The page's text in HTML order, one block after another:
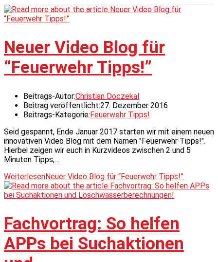
Neuer Video Blog für
“Feuerwehr Tipps!”
Beitrags-Autor:Christian Doczekal
Beitrag veröffentlicht:27. Dezember 2016
Beitrags-Kategorie: Feuerwehr Tipps!
Seid gespannt, Ende Januar 2017 starten wir mit einem neuen
innovativen Video Blog mit dem Namen "Feuerwehr Tipps!".
Hierbei zeigen wir euch in Kurzvideos zwischen 2 und 5
Minuten Tipps,…
WeiterlesenNeuer Video Blog für “Feuerwehr Tipps!”
Fachvortrag: So helfen
APPs bei Suchaktionen